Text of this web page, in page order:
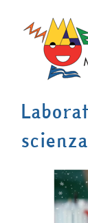
contenuto